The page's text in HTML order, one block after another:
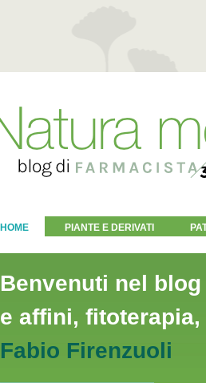
HOME PIANTE E DERIVATI
Benvenuti nel
e affini,
Fabio Firenzuoli